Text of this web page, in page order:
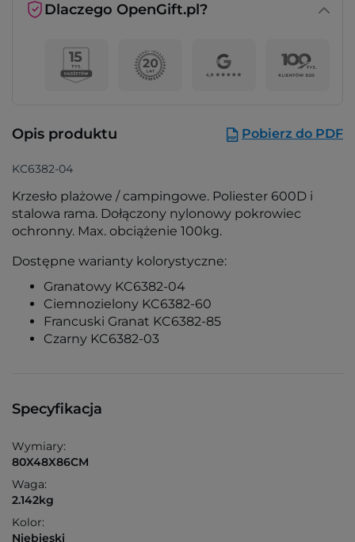
Dlaczego OpenGift.pl?
Opis produktu Pobierz do PDF
KC6382-04
Krzesło plażowe / campingowe. Poliester 600D i
stalowa rama. Dołączony nylonowy pokrowiec
ochronny. Max. obciążenie 100kg.
Dostępne warianty kolorystyczne:
Granatowy KC6382-04
Ciemnozielony KC6382-60
Francuski Granat KC6382-85
Czarny KC6382-03
Specyfikacja
Wymiary:
80X48X86CM
Waga:
2.142kg
Kolor:
Niebieski